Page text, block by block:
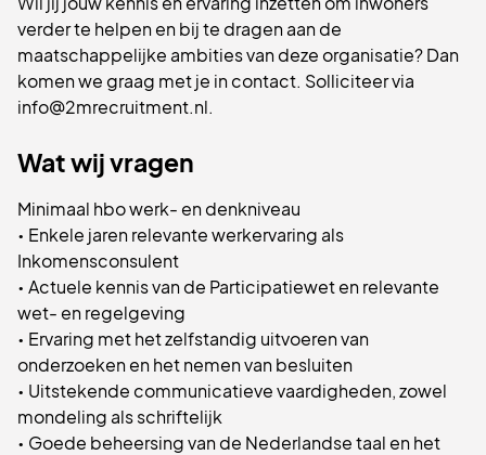
verder te helpen en bij te dragen aan de
maatschappelijke ambities van deze organisatie? Dan
komen we graag met je in contact. Solliciteer via
info@2mrecruitment.nl.
Wat wij vragen
Minimaal hbo werk- en denkniveau
• Enkele jaren relevante werkervaring als
Inkomensconsulent
• Actuele kennis van de Participatiewet en relevante
wet- en regelgeving
• Ervaring met het zelfstandig uitvoeren van
onderzoeken en het nemen van besluiten
• Uitstekende communicatieve vaardigheden, zowel
mondeling als schriftelijk
• Goede beheersing van de Nederlandse taal en het